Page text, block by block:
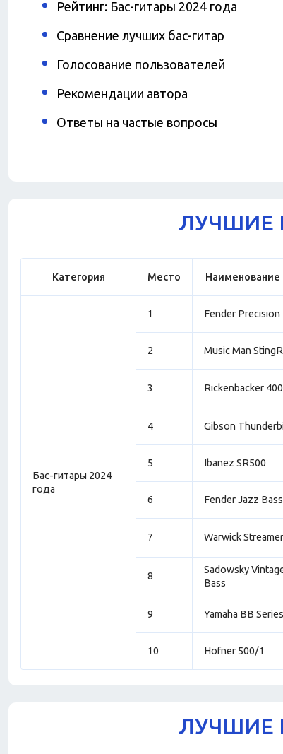
Рейтинг: Бас-гитары 2024 года
Сравнение лучших бас-гитар
Голосование пользователей
Рекомендации автора
Ответы на частые вопросы
ЛУЧШИЕ
Категория Место Наименование
Бас-гитары 2024
года
1 Fender Precision
2 Music Man
3 Rickenbacker
4 Gibson
5 Ibanez SR500
6 Fender Jazz Bass
7 Warwick Streamer
8
Sadowsky
Bass
9 Yamaha BB Series
10 Hofner 500/1
ЛУЧШИЕ